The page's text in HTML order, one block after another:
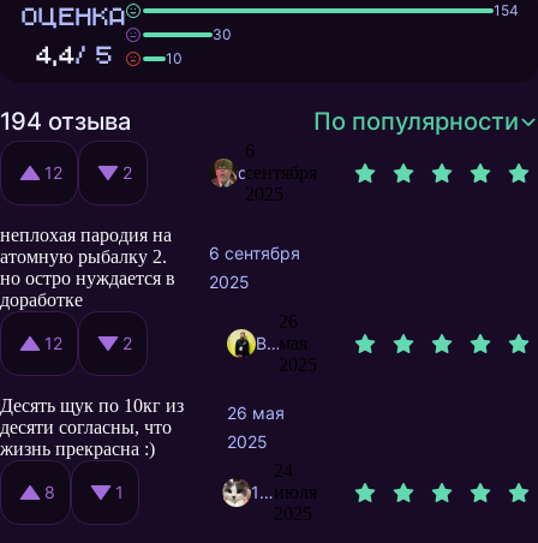
ОЦЕНКА
4,4/ 5
154
30
10
194 отзыва По популярности
12 2 dedboroded81
6
сентября
2025
неплохая пародия на
атомную рыбалку 2.
но остро нуждается в
доработке
6 сентября
2025
12 2 BorisDoThis
26
мая
2025
Десять щук по 10кг из
десяти согласны, что
жизнь прекрасна :)
26 мая
2025
8 1 19jenya
24
июля
2025